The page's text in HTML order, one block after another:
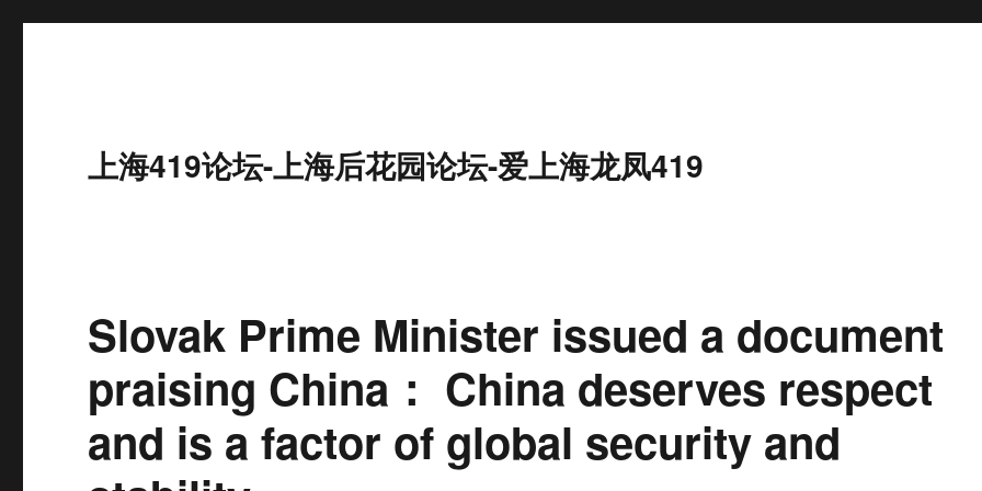
上海419论坛-上海后花园论坛-爱上海龙凤419
Slovak Prime Minister issued a document
praising China： China deserves respect
and is a factor of global security and